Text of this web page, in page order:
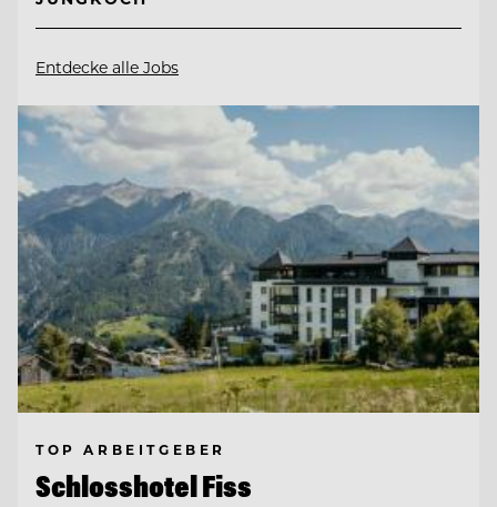
Entdecke alle Jobs
TOP ARBEITGEBER
Schlosshotel Fiss